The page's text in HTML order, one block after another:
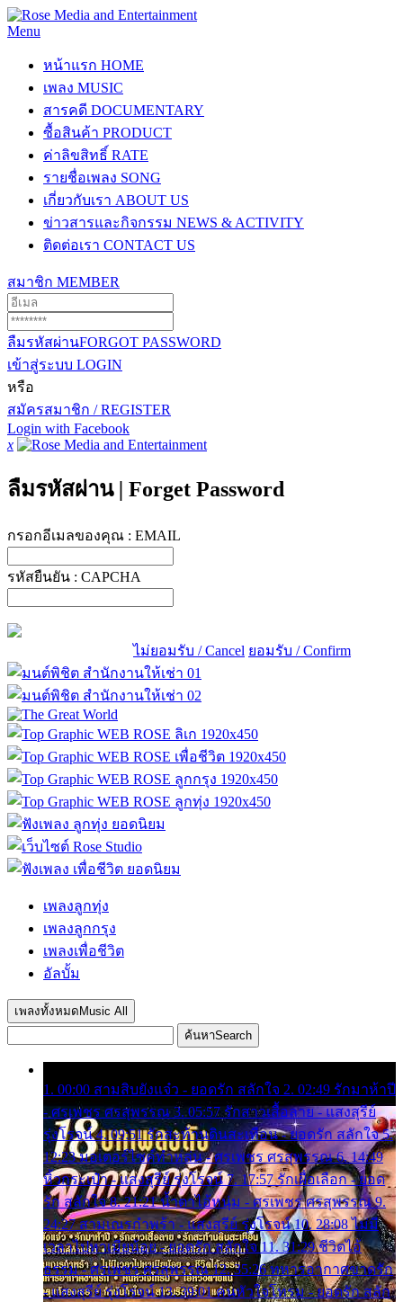
Menu
หน้าแรก HOME
เพลง MUSIC
สารคดี DOCUMENTARY
ซื้อสินค้า PRODUCT
ค่าลิขสิทธิ์ RATE
รายชื่อเพลง SONG
เกี่ยวกับเรา ABOUT US
ข่าวสารและกิจกรรม NEWS & ACTIVITY
ติดต่อเรา CONTACT US
สมาชิก MEMBER
ลืมรหัสผ่านFORGOT PASSWORD
เข้าสู่ระบบ LOGIN
หรือ
สมัครสมาชิก / REGISTER
Login with Facebook
x
ลืมรหัสผ่าน | Forget Password
กรอกอีเมลของคุณ : EMAIL
รหัสยืนยัน : CAPCHA
ไม่ยอมรับ / Cancel ยอมรับ / Confirm
เพลงลูกทุ่ง
เพลงลูกกรุง
เพลงเพื่อชีวิต
อัลบั้ม
เพลงทั้งหมด Music All
ค้นหาSearch
1. 00:00 สามสิบยังแจ๋ว - ยอดรัก สลักใจ 2. 02:49 รักมาห้าปี
- ศรเพชร ศรสุพรรณ 3. 05:57 รักสาวเสื้อลาย - แสงสุรีย์
รุ่งโรจน์ 4. 09:51 รักสะท้านดินสะเทือน - ยอดรัก สลักใจ 5.
12:23 มอเตอร์ไซค์ทำหล่น - ศรเพชร ศรสุพรรณ 6. 14:49
หิ้วกระเป๋า - แสงสุรีย์ รุ่งโรจน์ 7. 17:57 รักเผื่อเลือก - ยอด
รัก สลักใจ 8. 21:21 น้ำตาไอ้หนุ่ม - ศรเพชร ศรสุพรรณ 9.
24:27 สามเณรกำพร้า - แสงสุรีย์ รุ่งโรจน์ 10. 28:08 ไม่มี
เวลาไปหาเมียน้อย - ยอดรัก สลักใจ 11. 31:29 ชีวิตไอ้
ธรรม - ศรเพชร ศรสุพรรณ 12. 35:26 ทหารอากาศขาดรัก
- แสงสุรีย์ รุ่งโรจน์ 13. 39:01 คนหัวใจโทรม - ยอดรัก สลัก